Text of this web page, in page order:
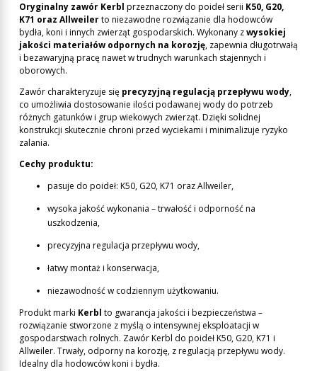
Oryginalny zawór Kerbl przeznaczony do poideł serii K50, G20,
K71 oraz Allweilerto niezawodne rozwiązanie dla hodowców
bydła, koni i innych zwierząt gospodarskich. Wykonany zwysokiej
jakości materiałów odpornych na korozję, zapewnia długotrwałą
i bezawaryjną pracę nawet w trudnych warunkach stajennych i
oborowych.
Zawór charakteryzuje się precyzyjną regulacją przepływu wody,
co umożliwia dostosowanie ilości podawanej wody do potrzeb
różnych gatunków i grup wiekowych zwierząt. Dzięki solidnej
konstrukcji skutecznie chroni przed wyciekami i minimalizuje ryzyko
zalania.
Cechy produktu:
pasuje do poideł: K50, G20, K71 oraz Allweiler,
wysoka jakość wykonania – trwałość i odporność na
uszkodzenia,
precyzyjna regulacja przepływu wody,
łatwy montaż i konserwacja,
niezawodność w codziennym użytkowaniu.
Produkt marki Kerbl to gwarancja jakości i bezpieczeństwa –
rozwiązanie stworzone z myślą o intensywnej eksploatacji w
gospodarstwach rolnych. Zawór Kerbl do poideł K50, G20, K71 i
Allweiler. Trwały, odporny na korozję, z regulacją przepływu wody.
Idealny dla hodowców koni i bydła.